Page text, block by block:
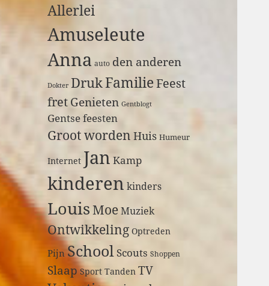
a
r
Allerlei
Amuseleute
Anna auto den anderen
Dokter DrukFamilieFeest
fretGenieten Gentblogt
Gentse feesten
Groot worden Huis Humeur
Internet Jan Kamp
kinderen kinders
LouisMoeMuziek
Ontwikkeling Optreden
Pijn SchoolScouts Shoppen
Slaap Sport Tanden TV